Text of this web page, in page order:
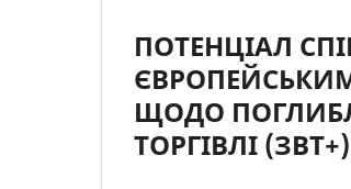
ПОТЕНЦІАЛ
ЩОДО
ТОРГІВЛІ